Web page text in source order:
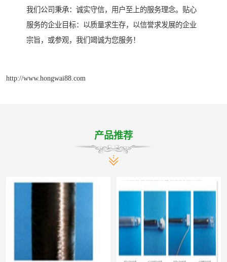
我们公司秉承：诚实守信，用户至上的服务理念。贴心
服务的企业目标：以质量求生存，以信誉求发展的企业
宗旨，或参观，我们竭诚为您服务！
http://www.hongwai88.com
产品推荐